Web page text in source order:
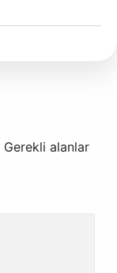
Gerekli alanlar